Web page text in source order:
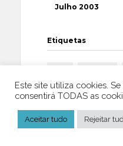
Julho 2003
Etiquetas
BISPO BRASIL
DIREITOS
Este site utiliza cookies. Se
consentirá TODAS as
Aceitar tudo Rejeitar